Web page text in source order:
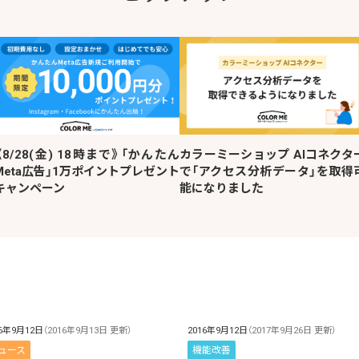
8/28(金) 18時まで》「かんたん
広告」1万ポイントプレゼント
ャンペーン
カラーミーショップ AIコネクタ
で「アクセス分析データ」を取得
能になりました
年9月12日 （2016年9月13日 更新）
ース
2016年9月12日 （2017年9月26日 更新）
機能改善